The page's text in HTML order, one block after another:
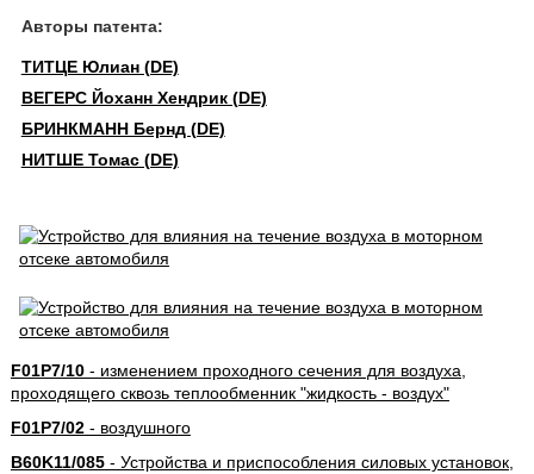
Авторы патента:
ТИТЦЕ Юлиан (DE)
ВЕГЕРС Йоханн Хендрик (DE)
БРИНКМАНН Бернд (DE)
НИТШЕ Томас (DE)
F01P7/10- изменением проходного сечения для воздуха,
проходящего сквозь теплообменник "жидкость - воздух"
F01P7/02- воздушного
B60K11/085- Устройства и приспособления силовых установок,